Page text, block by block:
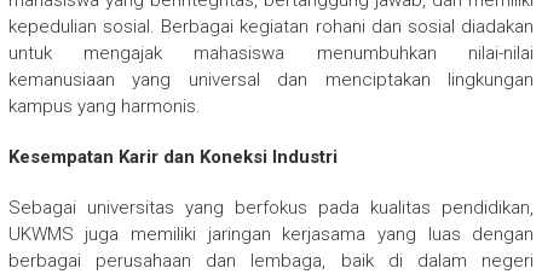
kepedulian sosial. Berbagai kegiatan rohani dan sosial diadakan
untuk mengajak mahasiswa menumbuhkan nilai-nilai
kemanusiaan yang universal dan menciptakan lingkungan
kampus yang harmonis.
Kesempatan Karir dan Koneksi Industri
Sebagai universitas yang berfokus pada kualitas pendidikan,
UKWMS juga memiliki jaringan kerjasama yang luas dengan
berbagai perusahaan dan lembaga, baik di dalam negeri